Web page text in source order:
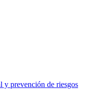
y prevención de riesgos